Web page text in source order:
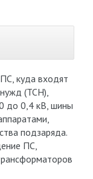
куда входят
(ТСН),
до 0,4 кВ, шины
подзаряда.
ПС,